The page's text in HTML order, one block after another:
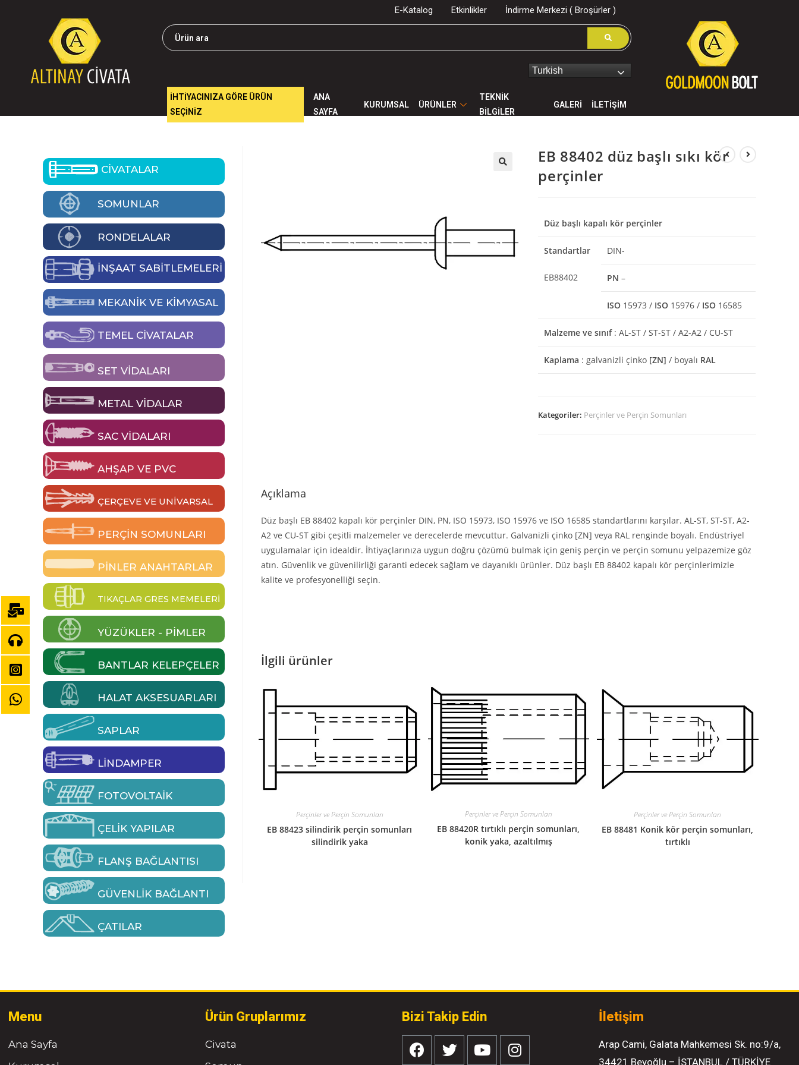
E-Katalog Etkinlikler İndirme Merkezi ( Broşürler )
Turkish
İHTİYACINIZA GÖRE ÜRÜN
SEÇİNİZ
ANA
SAYFA
KURUMSAL ÜRÜNLER
TEKNİK
BİLGİLER
GALERİ İLETİŞİM
EB 88402 düz başlı sıkı kör
perçinler
Düz başlı kapalı kör perçinler
Standartlar
EB88402
DIN-
PN –
ISO 15973 / ISO 15976 / ISO 16585
Malzeme ve sınıf: AL-ST / ST-ST / A2-A2 / CU-ST
Kaplama : galvanizli çinko [ZN] / boyalı RAL
Kategoriler: Perçinler ve Perçin Somunları
Açıklama
Düz başlı EB 88402 kapalı kör perçinler DIN, PN, ISO 15973, ISO 15976 ve ISO 16585 standartlarını karşılar. AL-ST, ST-ST, A2-
A2 ve CU-ST gibi çeşitli malzemeler ve derecelerde mevcuttur. Galvanizli çinko [ZN] veya RAL renginde boyalı. Endüstriyel
uygulamalar için idealdir. İhtiyaçlarınıza uygun doğru çözümü bulmak için geniş perçin ve perçin somunu yelpazemize göz
atın. Güvenlik ve güvenilirliği garanti edecek sağlam ve dayanıklı ürünler. Düz başlı EB 88402 kapalı kör perçinlerimizle
kalite ve profesyonelliği seçin.
İlgili ürünler
Perçinler ve Perçin Somunları
EB 88423 silindirik perçin somunları
silindirik yaka
Perçinler ve Perçin Somunları
EB 88420R tırtıklı perçin somunları,
konik yaka, azaltılmış
Perçinler ve Perçin Somunları
EB 88481 Konik kör perçin somunları,
tırtıklı
CİVATALAR
SOMUNLAR
RONDELALAR
İNŞAAT SABİTLEMELERİ
MEKANIK VE KIMYASAL
TEMEL CIVATALAR
SET VIDALARI
METAL VIDALAR
SAC VIDALARI
AHŞAP VE PVC
ÇERÇEVE VE UNIVARSAL
PERÇIN SOMUNLARI
PINLER ANAHTARLAR
TIKAÇLAR GRES MEMELERI
YÜZÜKLER - PIMLER
BANTLAR KELEPÇELER
HALAT AKSESUARLARI
SAPLAR
LINDAMPER
FOTOVOLTAIK
ÇELIK YAPILAR
FLANŞ BAĞLANTISI
GÜVENLIK BAĞLANTI
ÇATILAR
Menu
Ana Sayfa
Ürün Gruplarımız
Civata
Bizi Takip Edin İletişim
Arap Cami, Galata Mahkemesi Sk. no:9/a,
34421 Beyoğlu – İSTANBUL / TÜRKİYE